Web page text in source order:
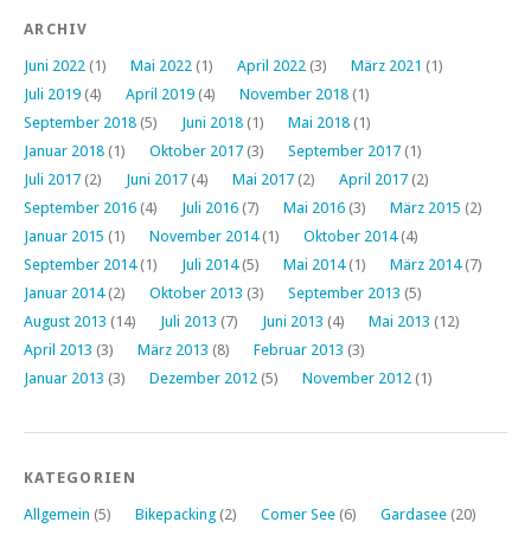
ARCHIV
Juni 2022 (1) Mai 2022 (1) April 2022 (3) März 2021 (1)
Juli 2019 (4) April 2019 (4) November 2018 (1)
September 2018 (5) Juni 2018 (1) Mai 2018 (1)
Januar 2018 (1) Oktober 2017 (3) September 2017 (1)
Juli 2017 (2) Juni 2017 (4) Mai 2017 (2) April 2017 (2)
September 2016 (4) Juli 2016 (7) Mai 2016 (3) März 2015 (2)
Januar 2015 (1) November 2014(1) Oktober 2014(4)
September 2014(1) Juli 2014(5) Mai 2014(1) März 2014(7)
Januar 2014(2) Oktober 2013 (3) September 2013 (5)
August 2013 (14) Juli 2013 (7) Juni 2013 (4) Mai 2013 (12)
April 2013 (3) März 2013 (8) Februar 2013 (3)
Januar 2013 (3) Dezember 2012 (5) November 2012 (1)
KATEGORIEN
Allgemein (5) Bikepacking (2) Comer See (6) Gardasee (20)